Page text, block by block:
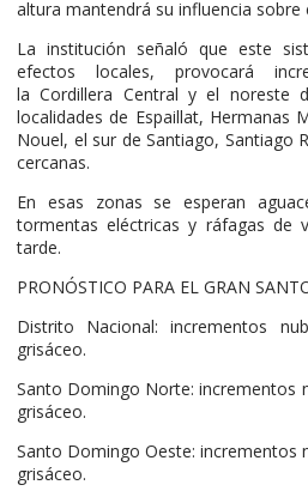
altura mantendrá su influencia
La institución señaló que este
efectos locales, provocará
la Cordillera Central y el noreste
localidades de Espaillat, Hermanas
Nouel, el sur de Santiago, Santiago
cercanas.
En esas zonas se esperan
tormentas eléctricas y ráfagas de
tarde.
PRONÓSTICO PARA EL GRAN
Distrito Nacional: incrementos
grisáceo.
Santo Domingo Norte: incrementos
grisáceo.
Santo Domingo Oeste: incrementos
grisáceo.